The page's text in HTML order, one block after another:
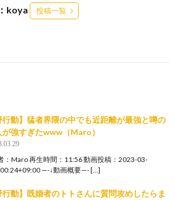
koya 投稿一覧
行動】猛者界隈の中でも近距離が最強と噂の
が強すぎたwww（Maro）
：Maro 再生時間：11:56 動画投稿：2023-03-
—-↓動画概要—- […]
行動】既婚者のトトさんに質問攻めしたらま